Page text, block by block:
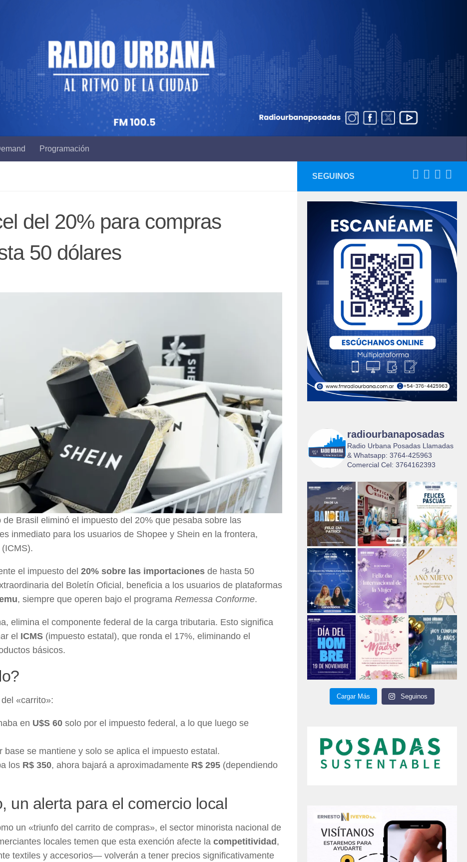
Programación
del 20% para compras
50 dólares
Brasil eliminó el impuesto del 20% que pesaba sobre las
inmediato para los usuarios de Shopee y Shein en la frontera,
el impuesto del 20% sobre las importaciones de hasta 50
del Boletín Oficial, beneficia a los usuarios de plataformas
, siempre que operen bajo el programa Remessa Conforme.
elimina el componente federal de la carga tributaria. Esto significa
el ICMS (impuesto estatal), que ronda el 17%, eliminando el
básicos.
«carrito»:
en U$S 60 solo por el impuesto federal, a lo que luego se
se mantiene y solo se aplica el impuesto estatal.
los R$ 350, ahora bajará a aproximadamente R$ 295 (dependiendo
un alerta para el comercio local
un «triunfo del carrito de compras», el sector minorista nacional de
locales temen que esta exención afecte la competitividad,
textiles y accesorios— volverán a tener precios significativamente
SEGUINOS
radiourbanaposadas
Radio Urbana Posadas Llamadas
& Whatsapp: 3764-425963
Comercial Cel: 3764162393
Cargar Más Seguinos